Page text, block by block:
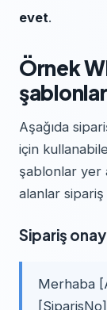
evet.
Örnek
Aşağıda
için
şablonlar yer
alanlar
Sipariş
Merhaba